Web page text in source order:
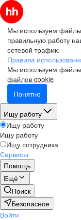
Мы используем файлы
правильную работу
сетевой трафик.
Правила
Мы используем
файлов cookie
Понятно
Ищу работу
Ищу работу
Ищу работу
Ищу сотрудника
Сервисы
Помощь
Ещё
Поиск
Безопасное
Войти